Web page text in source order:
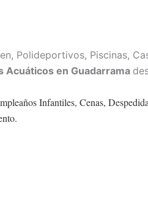
Polideportivos, Piscinas,
Acuáticos en Guadarrama
Infantiles, Cenas,